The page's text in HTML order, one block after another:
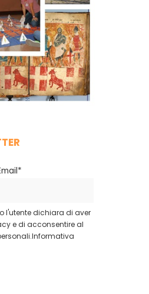
l'utente dichiara di aver
e di acconsentire al
Informativa